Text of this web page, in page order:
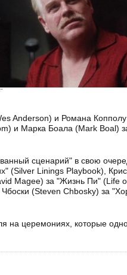
Anderson) и Романа
и Марка Боала (Mark Boal)
сценарий" в свою
(Silver Linings Playbook),
Magee) за "Жизнь Пи" (Life
(Steven Chbosky) за
на церемониях, которые